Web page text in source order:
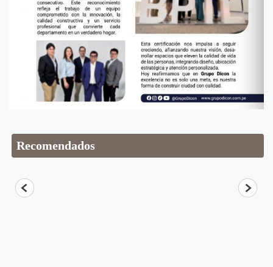
Recomendados